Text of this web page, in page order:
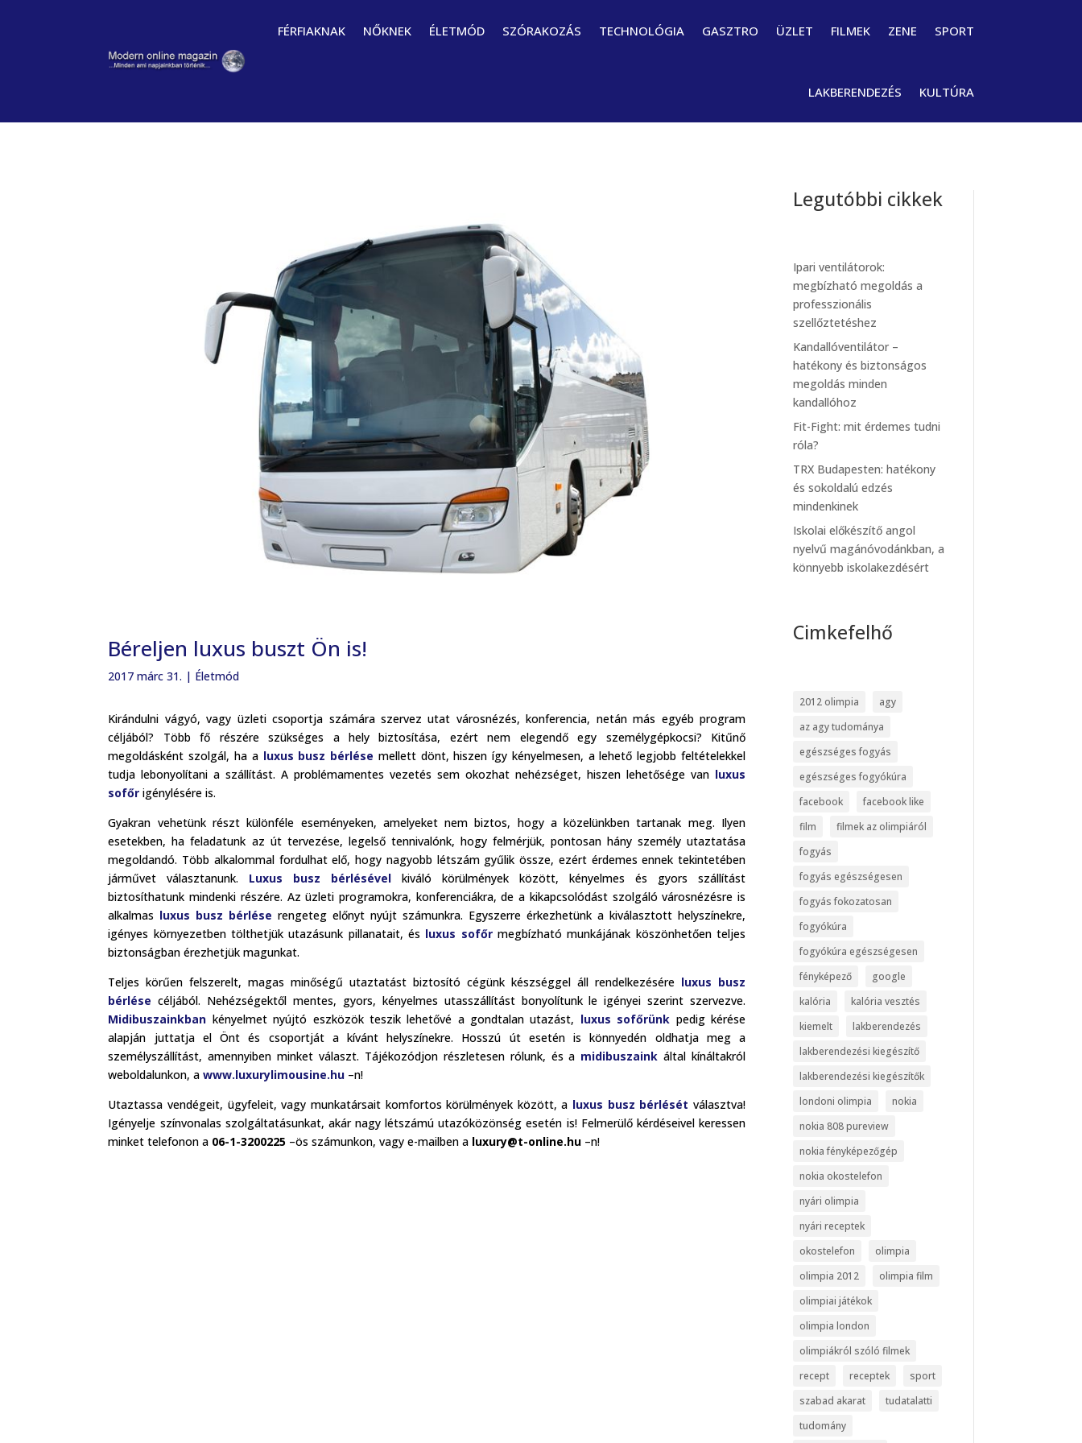
FÉRFIAKNAK NŐKNEK ÉLETMÓD SZÓRAKOZÁS TECHNOLÓGIA GASZTRO ÜZLET FILMEK ZENE SPORT
LAKBERENDEZÉS KULTÚRA
Béreljen luxus buszt Ön is!
2017 márc 31. | Életmód
Kirándulni vágyó, vagy üzleti csoportja számára szervez utat városnézés, konferencia, netán más egyéb program
céljából? Több fő részére szükséges a hely biztosítása, ezért nem elegendő egy személygépkocsi? Kitűnő
megoldásként szolgál, ha a luxus busz bérlése mellett dönt, hiszen így kényelmesen, a lehető legjobb feltételekkel
tudja lebonyolítani a szállítást. A problémamentes vezetés sem okozhat nehézséget, hiszen lehetősége van luxus
sofőr igénylésére is.
Gyakran vehetünk részt különféle eseményeken, amelyeket nem biztos, hogy a közelünkben tartanak meg. Ilyen
esetekben, ha feladatunk az út tervezése, legelső tennivalónk, hogy felmérjük, pontosan hány személy utaztatása
megoldandó. Több alkalommal fordulhat elő, hogy nagyobb létszám gyűlik össze, ezért érdemes ennek tekintetében
járművet választanunk. Luxus busz bérlésével kiváló körülmények között, kényelmes és gyors szállítást
biztosíthatunk mindenki részére. Az üzleti programokra, konferenciákra, de a kikapcsolódást szolgáló városnézésre is
alkalmas luxus busz bérlése rengeteg előnyt nyújt számunkra. Egyszerre érkezhetünk a kiválasztott helyszínekre,
igényes környezetben tölthetjük utazásunk pillanatait, és luxus sofőrmegbízható munkájának köszönhetően teljes
biztonságban érezhetjük magunkat.
Teljes körűen felszerelt, magas minőségű utaztatást biztosító cégünk készséggel áll rendelkezésére luxus busz
bérlése céljából. Nehézségektől mentes, gyors, kényelmes utasszállítást bonyolítunk le igényei szerint szervezve.
Midibuszainkban kényelmet nyújtó eszközök teszik lehetővé a gondtalan utazást, luxus sofőrünk pedig kérése
alapján juttatja el Önt és csoportját a kívánt helyszínekre. Hosszú út esetén is könnyedén oldhatja meg a
személyszállítást, amennyiben minket választ. Tájékozódjon részletesen rólunk, és a midibuszaink által kínáltakról
weboldalunkon, awww.luxurylimousine.hu –n!
Utaztassa vendégeit, ügyfeleit, vagy munkatársait komfortos körülmények között, a luxus busz bérlését választva!
Igényelje színvonalas szolgáltatásunkat, akár nagy létszámú utazóközönség esetén is! Felmerülő kérdéseivel keressen
minket telefonon a 06-1-3200225 –ös számunkon, vagy e-mailben a luxury@t-online.hu –n!
Legutóbbi cikkek
Ipari ventilátorok:
megbízható megoldás a
professzionális
szellőztetéshez
Kandallóventilátor –
hatékony és biztonságos
megoldás minden
kandallóhoz
Fit-Fight: mit érdemes tudni
róla?
TRX Budapesten: hatékony
és sokoldalú edzés
mindenkinek
Iskolai előkészítő angol
nyelvű magánóvodánkban, a
könnyebb iskolakezdésért
Cimkefelhő
2012 olimpia
agy
az agy tudománya
egészséges fogyás
egészséges fogyókúra
facebook
facebook like
film
filmek az olimpiáról
fogyás
fogyás egészségesen
fogyás fokozatosan
fogyókúra
fogyókúra egészségesen
fényképező
google
kalória
kalória vesztés
kiemelt
lakberendezés
lakberendezési kiegészítő
lakberendezési kiegészítők
londoni olimpia
nokia
nokia 808 pureview
nokia fényképezőgép
nokia okostelefon
nyári olimpia
nyári receptek
okostelefon
olimpia
olimpia 2012
olimpia film
olimpiai játékok
olimpia london
olimpiákról szóló filmek
recept
receptek
sport
szabad akarat
tudatalatti
tudomány